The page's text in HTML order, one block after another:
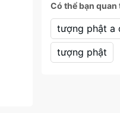
Có thể bạn quan
tượng phật a
tượng phật